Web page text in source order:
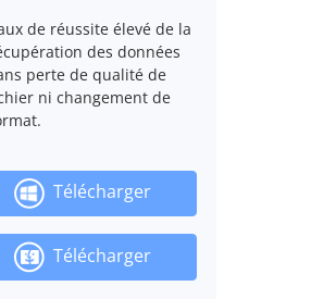
de réussite élevé de la
des données
perte de qualité de
ni changement de
Télécharger
Télécharger